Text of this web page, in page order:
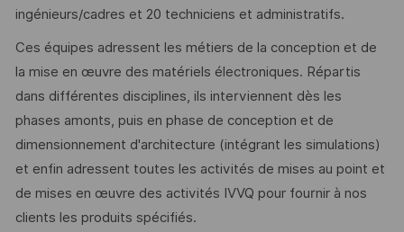
ingénieurs/cadres et 20 techniciens et administratifs.
Ces équipes adressent les métiers de la conception et de
la mise en œuvre des matériels électroniques. Répartis
dans différentes disciplines, ils interviennent dès les
phases amonts, puis en phase de conception et de
dimensionnement d'architecture (intégrant les simulations)
et enfin adressent toutes les activités de mises au point et
de mises en œuvre des activités IVVQ pour fournir à nos
clients les produits spécifiés.